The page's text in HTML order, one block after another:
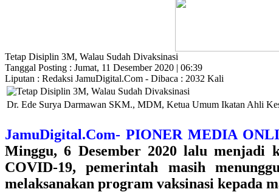
Tetap Disiplin 3M, Walau Sudah Divaksinasi
Tanggal Posting : Jumat, 11 Desember 2020 | 06:39
Liputan : Redaksi JamuDigital.Com - Dibaca : 2032 Kali
Dr. Ede Surya Darmawan SKM., MDM, Ketua Umum Ikatan Ahli
JamuDigital.Com- PIONER MEDIA
Minggu, 6 Desember 2020 lalu menjadi
COVID-19, pemerintah masih
melaksanakan program vaksinasi kepada